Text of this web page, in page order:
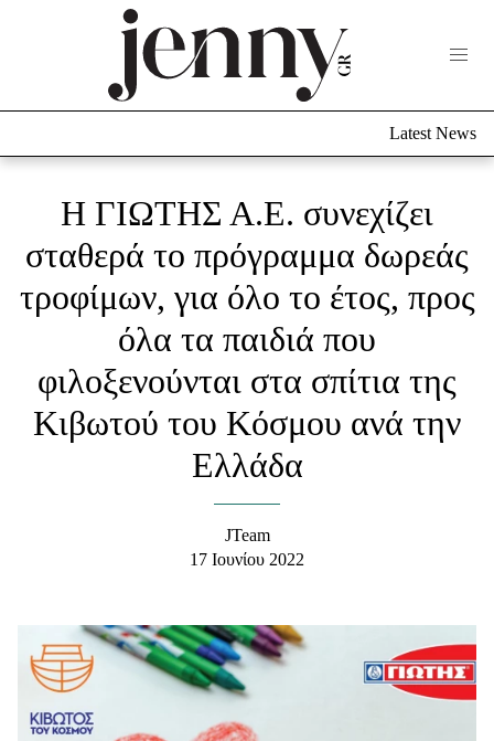
Culture
Fashion
Shopping
Styling Tips
Beauty - Ομορφιά
Ψυχολογία
Υγεία + Διατροφή
Fitness
Latest News
Η ΓΙΩΤΗΣ Α.Ε. συνεχίζει
σταθερά το πρόγραμμα δωρεάς
τροφίμων, για όλο το έτος, προς
όλα τα παιδιά που
φιλοξενούνται στα σπίτια της
Κιβωτού του Κόσμου ανά την
Ελλάδα
JTeam
17 Ιουνίου 2022